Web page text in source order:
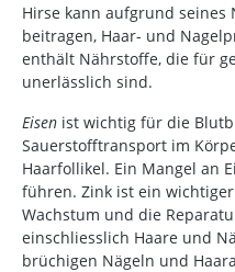
Hirse kann aufgrund seines
beitragen, Haar- und
enthält Nährstoffe, die für
unerlässlich sind.
Eisen ist wichtig für die
Sauerstofftransport im
Haarfollikel. Ein Mangel an
führen. Zink ist ein
Wachstum und die
einschliesslich Haare und
brüchigen Nägeln und